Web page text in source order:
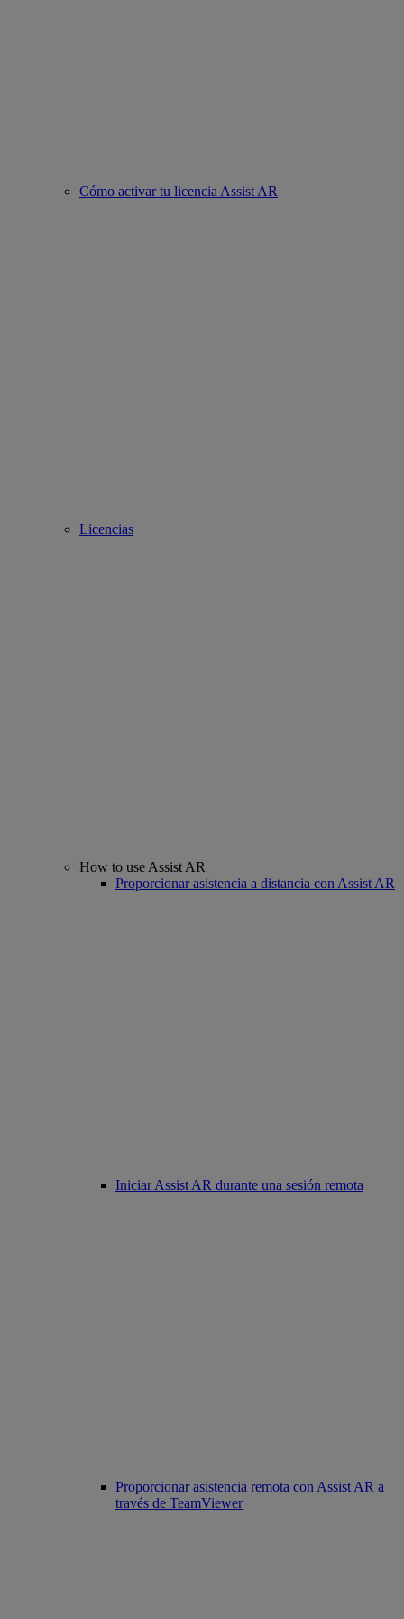
Cómo activar tu licencia Assist AR
Licencias
How to use Assist AR
Proporcionar asistencia a distancia con Assist AR
Iniciar Assist AR durante una sesión remota
Proporcionar asistencia remota con Assist AR a
través de TeamViewer